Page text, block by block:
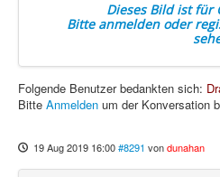
Dieses Bild ist für
Bitte anmelden oder
Folgende Benutzer bedankten sich:
Bitte Anmelden um der Konversation
19 Aug 2019 16:00#8291 vondunahan